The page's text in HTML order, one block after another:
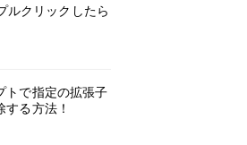
ルクリックしたら
トで指定の拡張子
る方法！